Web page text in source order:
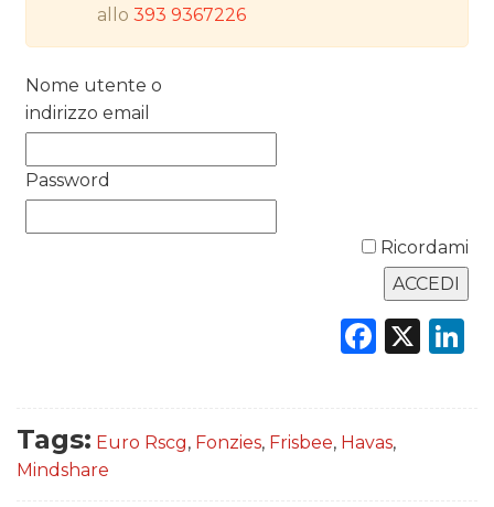
RICERCHE
PREVISIONI/SCENARI
NORMATIVE
TREND
allo393 9367226
Nome utente o
indirizzo email
Password
Ricordami
X
Tags: Euro Rscg, Fonzies, Frisbee, Havas,
Mindshare